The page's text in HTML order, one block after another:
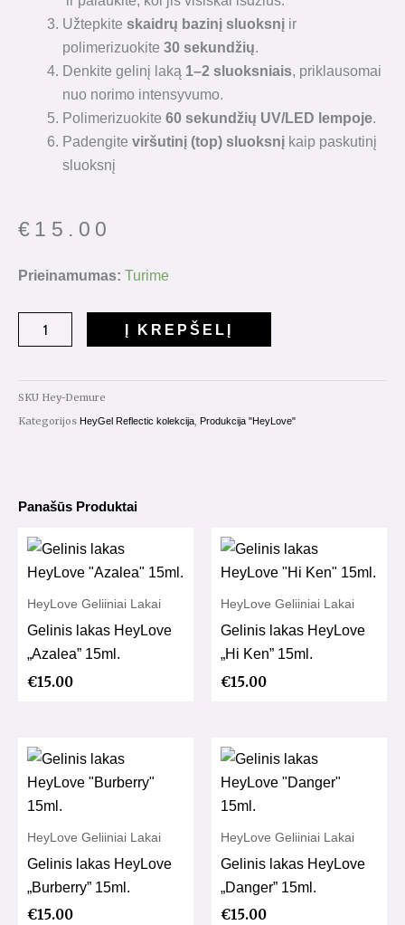
Užtepkiteskaidrų bazinį sluoksnį ir
polimerizuokite30 sekundžių.
Denkite gelinį laką 1–2 sluoksniais, priklausomai
nuo norimo intensyvumo.
Polimerizuokite60 sekundžių UV/LED lempoje.
Padengiteviršutinį (top) sluoksnį kaip paskutinį
sluoksnį
€ 15.00
Prieinamumas: Turime
produkto
Reflective
Gelinis
"Demure"15ml.
Į KREPŠELĮ
SKU Hey-Demure
Kategorijos HeyGel Reflectic kolekcija, Produkcija "HeyLove"
Panašūs Produktai
HeyLove Geliiniai Lakai
Gelinis lakas HeyLove
„Azalea” 15ml.
€15.00
HeyLove Geliiniai Lakai
Gelinis lakas HeyLove
„Hi Ken” 15ml.
€15.00
HeyLove Geliiniai Lakai
Gelinis lakas HeyLove
„Burberry” 15ml.
€15.00
HeyLove Geliiniai Lakai
Gelinis lakas HeyLove
„Danger” 15ml.
€15.00